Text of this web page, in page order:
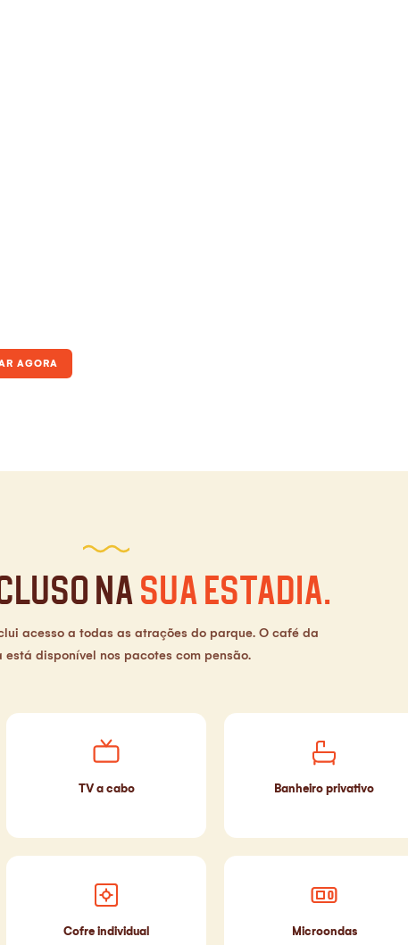
AGORA
nasua estadia.
acesso a todas as atrações do parque. O café da
está disponível nos pacotes com pensão.
TV a cabo Banheiro privativo
Cofre individual Microondas